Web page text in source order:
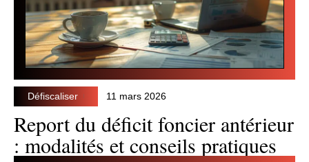
Défiscaliser 11 mars 2026
Report du déficit foncier antérieur
: modalités et conseils pratiques